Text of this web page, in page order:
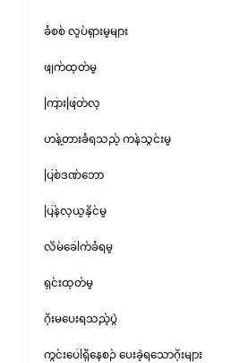
ခံစစ် လှုပ်ရှားမှုများ
ဖျက်ထုတ်မှု
ကြားဖြတ်လု
ဟန့်တားခံရသည့် ကန်သွင်းမှု
ပြစ်ဒဏ်ဘော
ပြန်လုယူနိုင်မှု
လိမ်ခေါက်ခံရမှု
ရှင်းထုတ်မှု
ဂိုးမပေးရသည့်ပွဲ
ကွင်းပေါ်ရှိနေစဉ် ပေးခဲ့ရသောဂိုးများ